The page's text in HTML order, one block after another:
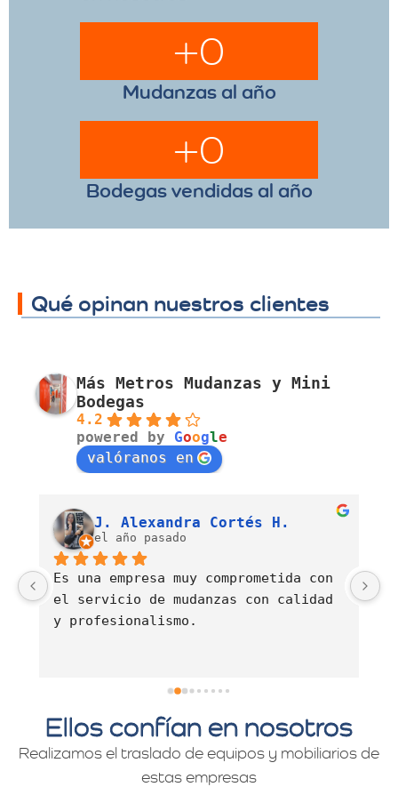
Mudanzas al año
+0
Bodegas vendidas al año
+0
Qué opinan nuestros clientes
Más Metros Mudanzas y Mini
Bodegas
4.2
powered by Google
valóranos en
J. Alexandra Cortés H.
el año pasado
Es una empresa muy comprometida con
el servicio de mudanzas con calidad
y profesionalismo.
Ellos confían en nosotros
Realizamos el traslado de equipos y mobiliarios de
estas empresas